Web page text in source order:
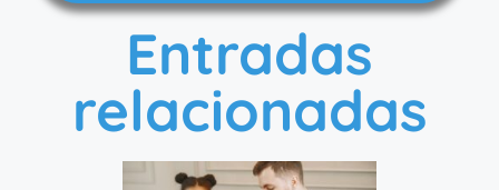
Entradas
relacionadas